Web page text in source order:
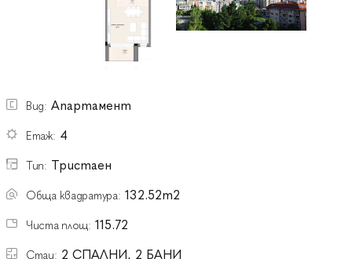
Вид: Апартамент
Етаж: 4
Тип: Тристаен
Обща квадратура: 132.52m2
Чиста площ: 115.72
Стаи: 2 СПАЛНИ, 2 БАНИ